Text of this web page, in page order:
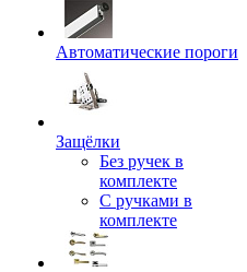
Автоматические пороги
Защёлки
Без ручек в
комплекте
С ручками в
комплекте